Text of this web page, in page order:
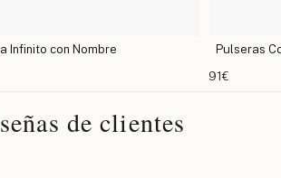
Infinito con Nombre
Pulseras
91€
de clientes